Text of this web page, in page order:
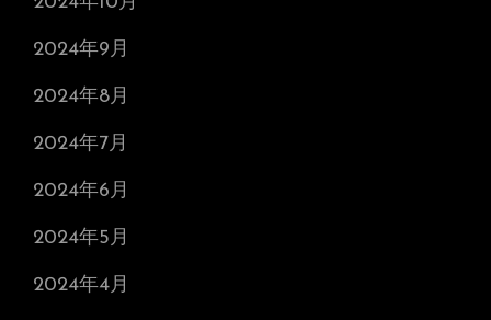
2024年9月
2024年8月
2024年7月
2024年6月
2024年5月
2024年4月